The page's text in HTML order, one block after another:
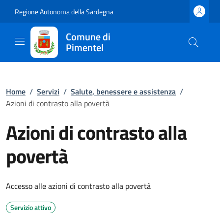
Regione Autonoma della Sardegna
Comune di
Pimentel
Home / Servizi / Salute, benessere e assistenza /
Azioni di contrasto alla povertà
Azioni di contrasto alla
povertà
Accesso alle azioni di contrasto alla povertà
Servizio attivo